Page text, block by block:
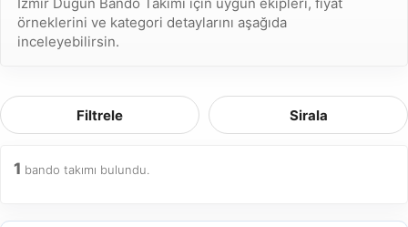
örneklerini ve kategori detaylarını aşağıda
inceleyebilirsin.
Filtrele Sirala
1 bando takımı bulundu.